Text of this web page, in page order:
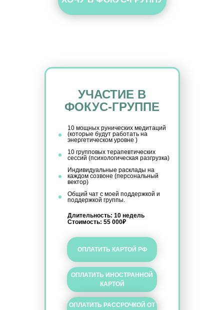
Длительность: 10 недель
Стоимость: 55 000₽
ОПЛАТИТЬ КАРТОЙ РФ
ОПЛАТИТЬ ИНОСТРАННОЙ
КАРТОЙ
УЧАСТИЕ В
ФОКУС-ГРУППЕ
ОПЛАТИТЬ РАССРОЧКОЙ ОТ
10 мощных рунических медитаций
(которые будут работать на
энергетическом уровне )
10 групповых терапевтических
сессий (психологическая разгрузка)
Индивидуальные расклады на
каждом созвоне (персональный
вектор)
Общий чат с моей поддержкой и
поддержкой группы.